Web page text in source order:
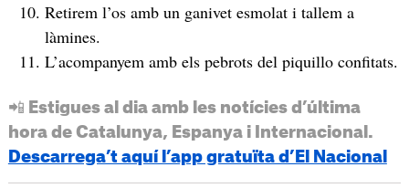
Retirem l’os amb un ganivet esmolat i tallem a
làmines.
L’acompanyem amb els pebrots del piquillo confitats.
📲 Estigues al dia amb les notícies d’última
hora de Catalunya, Espanya i Internacional.
Descarrega’t aquí l’app gratuïta d’El Nacional